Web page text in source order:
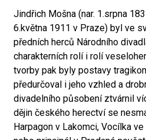
Jindřich Mošna (nar. 1.srpna
6.května 1911 v Praze) byl ve
předních herců Národního
charakterních rolí i rolí
tvorby pak byly postavy
předurčoval i jeho vzhled a
divadelního působení ztvárnil
dějin českého herectví se
Harpagon v Lakomci, Vocílka